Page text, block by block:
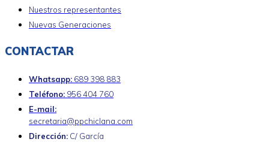
Nuestros representantes
Nuevas Generaciones
CONTACTAR
Whatsapp: 689 398 883
Teléfono: 956 404 760
E-mail:
secretaria@ppchiclana.com
Dirección: C/ García